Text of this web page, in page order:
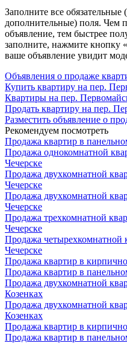
Заполните все
дополнительные) поля. Чем
объявление, тем быстрее
заполните, нажмите кнопку
ваше объявление увидит
Объявления о продаже
Купить квартиру на пер.
Квартиры на пер.
Продать квартиру на пер.
Разместить объявление о
Рекомендуем посмотреть
Продажа квартир в
Продажа однокомнатной
Чечерске
Продажа двухкомнатной
Чечерске
Продажа двухкомнатной
Чечерске
Продажа трехкомнатной
Чечерске
Продажа четырехкомнатной
Чечерске
Продажа квартир в
Продажа квартир в
Продажа двухкомнатной
Козенках
Продажа двухкомнатной
Козенках
Продажа квартир в
Продажа квартир в